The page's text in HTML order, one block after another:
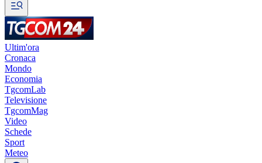
Ultim'ora
Cronaca
Mondo
Economia
TgcomLab
Televisione
TgcomMag
Video
Schede
Sport
Meteo